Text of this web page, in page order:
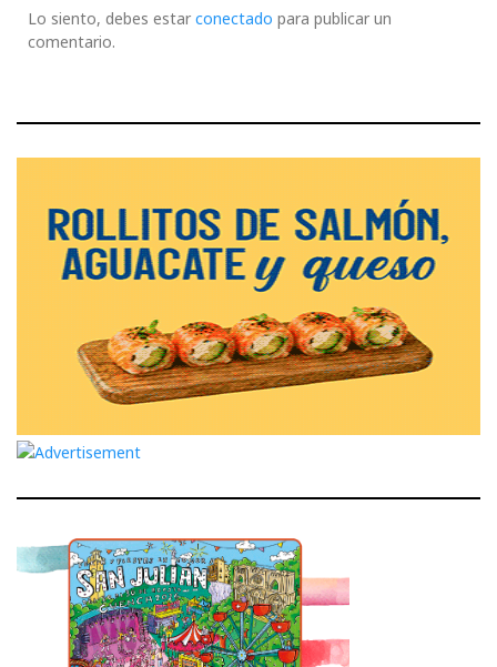
Lo siento, debes estar conectado para publicar un
comentario.